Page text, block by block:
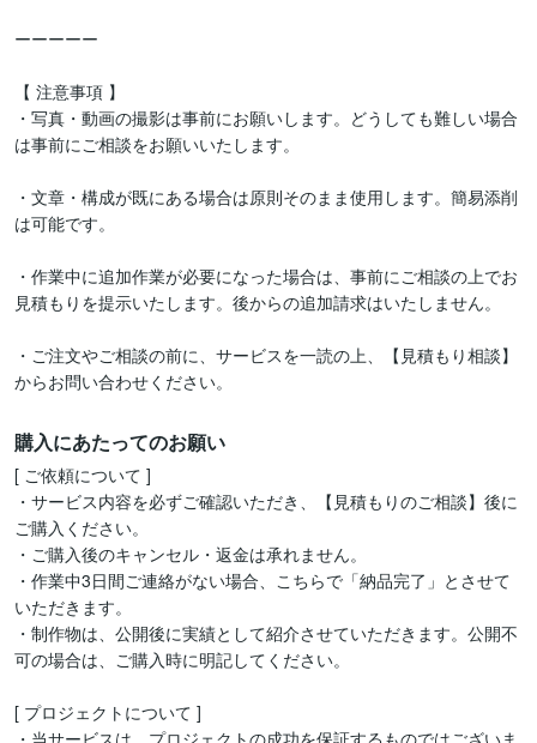
ーーーーー
【 注意事項 】
・写真・動画の撮影は事前にお願いします。どうしても難しい場合
は事前にご相談をお願いいたします。
・文章・構成が既にある場合は原則そのまま使用します。簡易添削
は可能です。
・作業中に追加作業が必要になった場合は、事前にご相談の上でお
見積もりを提示いたします。後からの追加請求はいたしません。
・ご注文やご相談の前に、サービスを一読の上、【見積もり相談】
からお問い合わせください。
購入にあたってのお願い
[ ご依頼について ]
・サービス内容を必ずご確認いただき、【見積もりのご相談】後に
ご購入ください。
・ご購入後のキャンセル・返金は承れません。
・作業中3日間ご連絡がない場合、こちらで「納品完了」とさせて
いただきます。
・制作物は、公開後に実績として紹介させていただきます。公開不
可の場合は、ご購入時に明記してください。
[ プロジェクトについて ]